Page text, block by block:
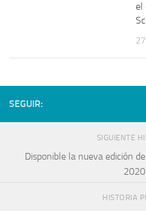
el
SEGUIR:
SIGUIENTE
Disponible la nueva edición
HISTORIA